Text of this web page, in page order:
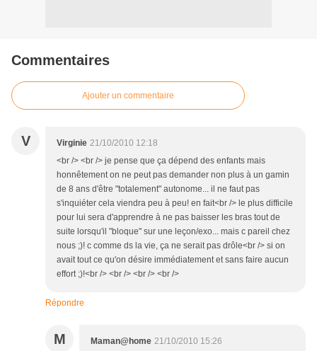
Commentaires
Ajouter un commentaire
V Virginie 21/10/2010 12:18
<br /> <br /> je pense que ça dépend des enfants mais
honnêtement on ne peut pas demander non plus à un gamin
de 8 ans d'être "totalement" autonome... il ne faut pas
s'inquiéter cela viendra peu à peu! en fait<br /> le plus difficile
pour lui sera d'apprendre à ne pas baisser les bras tout de
suite lorsqu'il "bloque" sur une leçon/exo... mais c pareil chez
nous ;)! c comme ds la vie, ça ne serait pas drôle<br /> si on
avait tout ce qu'on désire immédiatement et sans faire aucun
effort ;)!<br /> <br /> <br /> <br />
Répondre
M Maman@home 21/10/2010 15:26